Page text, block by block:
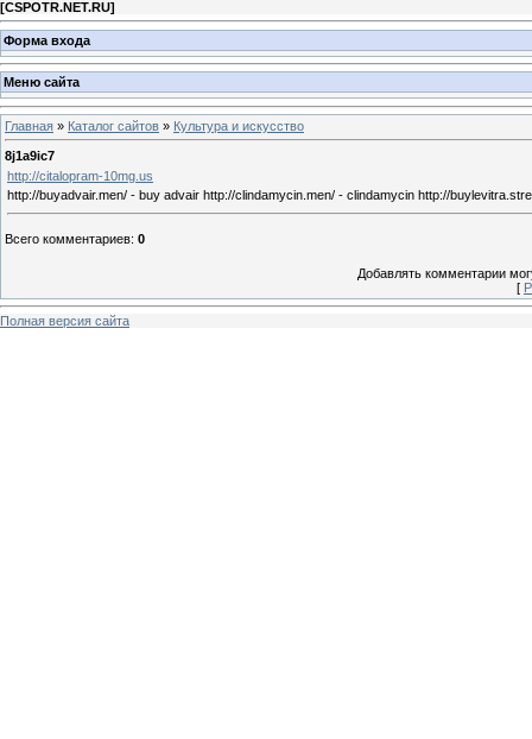
[CSPOTR.NET.RU]
Форма входа
Меню сайта
Главная » Каталог сайтов » Культура и искусство
8j1a9ic7
http://citalopram-10mg.us
http://buyadvair.men/ - buy advair http://clindamycin.men/ - clindamycin http://
Всего комментариев: 0
Добавлять комментарии
[
Полная версия сайта